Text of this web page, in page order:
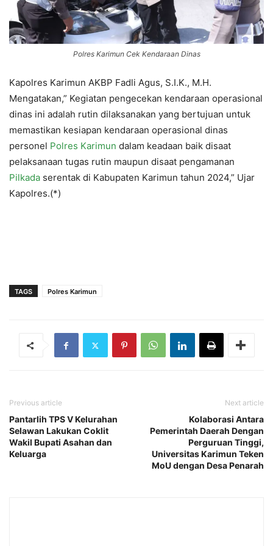
Polres Karimun Cek Kendaraan Dinas
Kapolres Karimun AKBP Fadli Agus, S.I.K., M.H.
Mengatakan,” Kegiatan pengecekan kendaraan operasional
dinas ini adalah rutin dilaksanakan yang bertujuan untuk
memastikan kesiapan kendaraan operasional dinas
personel Polres Karimun dalam keadaan baik disaat
pelaksanaan tugas rutin maupun disaat pengamanan
Pilkada serentak di Kabupaten Karimun tahun 2024,” Ujar
Kapolres.(*)
TAGS Polres Karimun
Previous article
Pantarlih TPS V Kelurahan
Selawan Lakukan Coklit
Wakil Bupati Asahan dan
Keluarga
Next article
Kolaborasi Antara
Pemerintah Daerah Dengan
Perguruan Tinggi,
Universitas Karimun Teken
MoU dengan Desa Penarah